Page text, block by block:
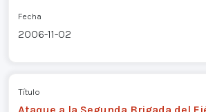
Fecha
2006-11-02
Título